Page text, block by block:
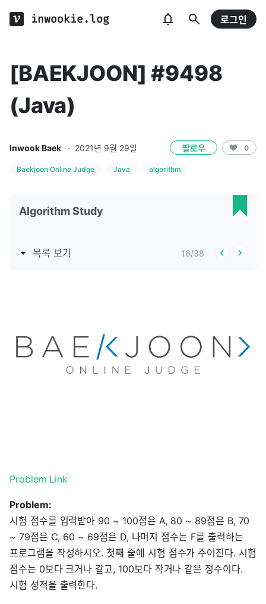
inwookie.log 로그인
[BAEKJOON] #9498
(Java)
Inwook Baek · 2021년 9월 29일 팔로우 0
Baekjoon Online Judge Java algorithm
Algorithm Study
목록 보기 16/38
Problem Link
Problem:
시험 점수를 입력받아 90 ~ 100점은 A, 80 ~ 89점은 B, 70
~ 79점은 C, 60 ~ 69점은 D, 나머지 점수는 F를 출력하는
프로그램을 작성하시오. 첫째 줄에 시험 점수가 주어진다. 시험
점수는 0보다 크거나 같고, 100보다 작거나 같은 정수이다.
시험 성적을 출력한다.